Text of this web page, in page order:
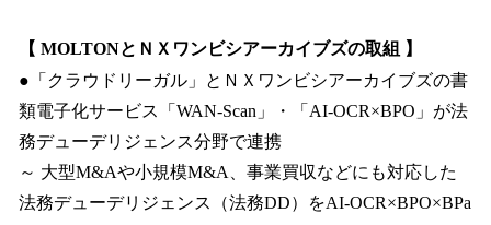
【 MOLTONとＮＸワンビシアーカイブズの取組 】
●「クラウドリーガル」とＮＸワンビシアーカイブズの書
類電子化サービス「WAN-Scan」・「AI-OCR×BPO」が法
務デューデリジェンス分野で連携
～ 大型M&Aや小規模M&A、事業買収などにも対応した
法務デューデリジェンス（法務DD）をAI-OCR×BPO×BPa